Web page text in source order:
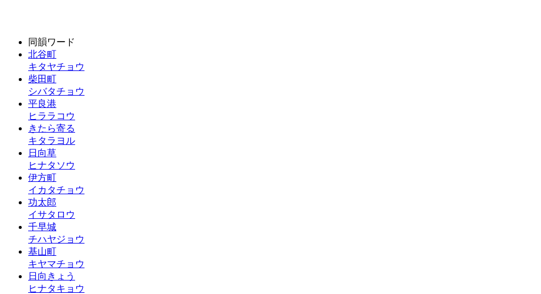
同韻ワード
北谷町
キタヤチョウ
柴田町
シバタチョウ
平良港
ヒララコウ
きたら寄る
キタラヨル
日向草
ヒナタソウ
伊方町
イカタチョウ
功太郎
イサタロウ
千早城
チハヤジョウ
基山町
キヤマチョウ
日向きょう
ヒナタキョウ